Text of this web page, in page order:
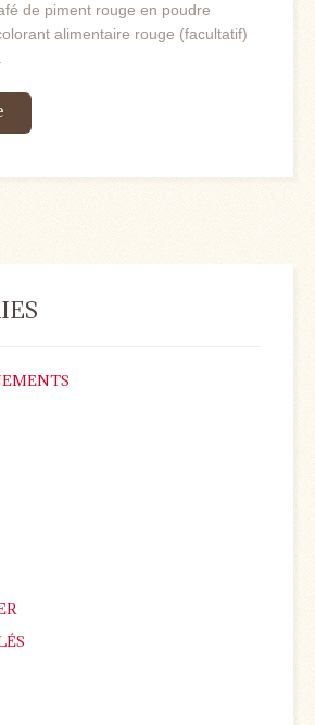
de piment rouge en poudre
alimentaire rouge (facultatif)